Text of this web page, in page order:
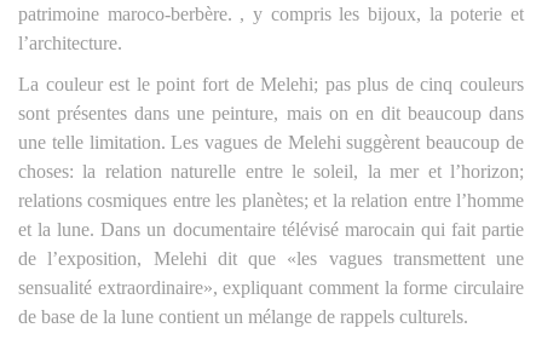
patrimoine maroco-berbère. , y compris les bijoux, la poterie et
l’architecture.
La couleur est le point fort de Melehi; pas plus de cinq couleurs
sont présentes dans une peinture, mais on en dit beaucoup dans
une telle limitation. Les vagues de Melehi suggèrent beaucoup de
choses: la relation naturelle entre le soleil, la mer et l’horizon;
relations cosmiques entre les planètes; et la relation entre l’homme
et la lune. Dans un documentaire télévisé marocain qui fait partie
de l’exposition, Melehi dit que «les vagues transmettent une
sensualité extraordinaire», expliquant comment la forme circulaire
de base de la lune contient un mélange de rappels culturels.